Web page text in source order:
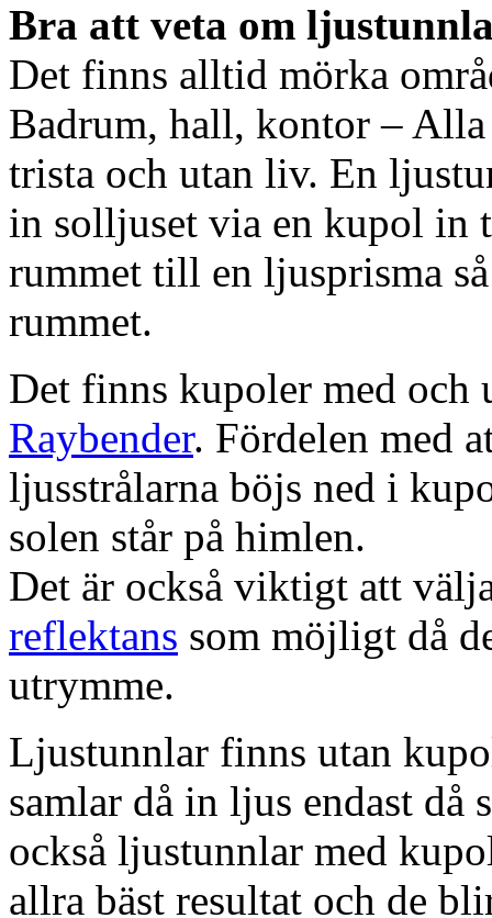
Bra att veta om
Det finns alltid mörka
Badrum, hall, kontor – Alla
trista och utan liv. En
in solljuset via en kupol in
rummet till en ljusprisma
rummet.
Det finns kupoler med och
Raybender. Fördelen med
ljusstrålarna böjs ned i
solen står på himlen.
Det är också viktigt att
reflektans som möjligt då
utrymme.
Ljustunnlar finns utan
samlar då in ljus endast då
också ljustunnlar med
allra bäst resultat och de